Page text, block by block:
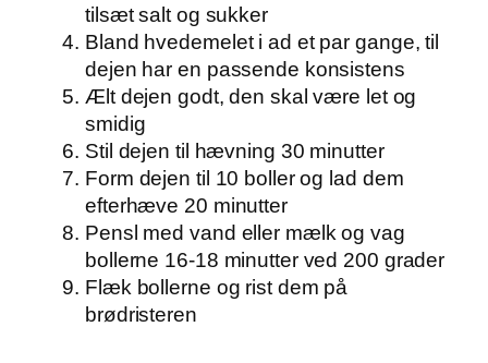
tilsæt salt og sukker
Bland hvedemelet i ad et par gange, til
dejen har en passende konsistens
Ælt dejen godt, den skal være let og
smidig
Stil dejen til hævning 30 minutter
Form dejen til 10 boller og lad dem
efterhæve 20 minutter
Pensl med vand eller mælk og vag
bollerne 16-18 minutter ved 200 grader
Flæk bollerne og rist dem på
brødristeren